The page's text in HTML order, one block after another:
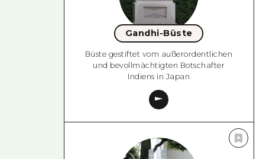
Gandhi-Büste
Büste gestiftet vom außerordentlichen
und bevollmächtigten Botschafter
Indiens in Japan